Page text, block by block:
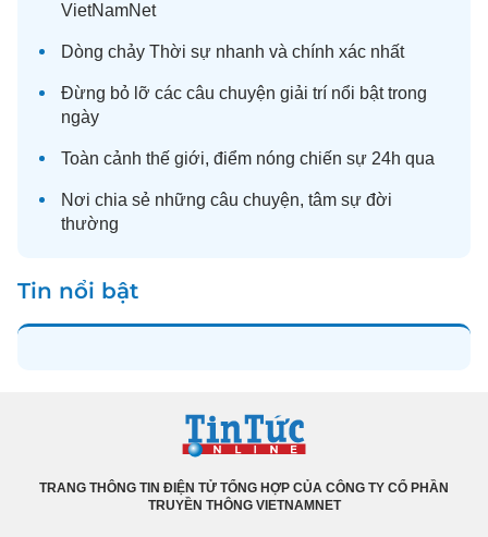
VietNamNet
Dòng chảy Thời sự nhanh và chính xác nhất
Đừng bỏ lỡ các câu chuyện giải trí nổi bật trong
ngày
Toàn cảnh thế giới, điểm nóng chiến sự 24h qua
Nơi chia sẻ những câu chuyện, tâm sự đời
thường
Tin nổi bật
TRANG THÔNG TIN ĐIỆN TỬ TỔNG HỢP CỦA CÔNG TY CỔ PHẦN
TRUYỀN THÔNG VIETNAMNET